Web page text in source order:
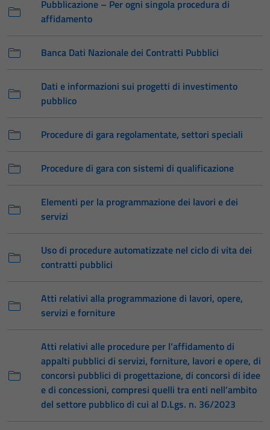
Pubblicazione – Per ogni singola procedura di
affidamento
Banca Dati Nazionale dei Contratti Pubblici
Dati e informazioni sui progetti di investimento
pubblico
Procedure di gara regolamentate, settori speciali
Procedure di gara con sistemi di qualificazione
Elementi per la programmazione dei lavori e dei
servizi
Uso di procedure automatizzate nel ciclo di vita dei
contratti pubblici
Atti relativi alla programmazione di lavori, opere,
servizi e forniture
Atti relativi alle procedure per l’affidamento di
appalti pubblici di servizi, forniture, lavori e opere, di
concorsi pubblici di progettazione, di concorsi di idee
e di concessioni, compresi quelli tra enti nell’ambito
del settore pubblico di cui al D.Lgs. n. 36/2023